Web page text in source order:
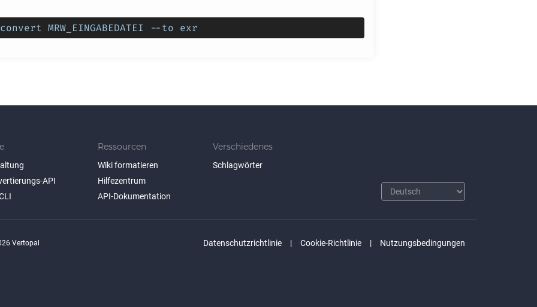
MRW_EINGABEDATEI --to exr
API
Ressourcen
Wiki formatieren
Hilfezentrum
API-Dokumentation
Verschiedenes
Schlagwörter
Datenschutzrichtlinie Cookie-Richtlinie Nutzungsbedingungen
Vertopal